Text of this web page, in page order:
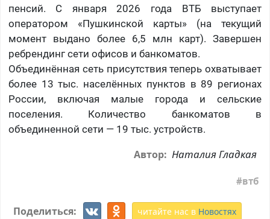
пенсий. С января 2026 года ВТБ выступает
оператором «Пушкинской карты» (на текущий
момент выдано более 6,5 млн карт). Завершен
ребрендинг сети офисов и банкоматов.
Объединённая сеть присутствия теперь охватывает
более 13 тыс. населённых пунктов в 89 регионах
России, включая малые города и сельские
поселения. Количество банкоматов в
объединенной сети — 19 тыс. устройств.
Автор: Наталия Гладкая
втб
Поделиться: читайте нас в Новостях